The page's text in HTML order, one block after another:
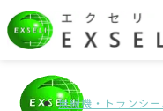
無線機・トランシ